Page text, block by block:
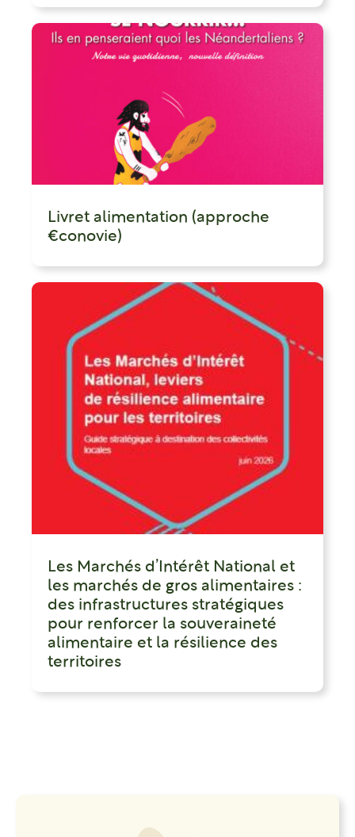
Livret alimentation (approche
€conovie)
Les Marchés d’Intérêt National et
les marchés de gros alimentaires :
des infrastructures stratégiques
pour renforcer la souveraineté
alimentaire et la résilience des
territoires